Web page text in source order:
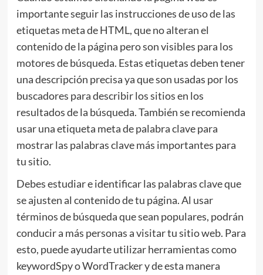
importante seguir las instrucciones de uso de las
etiquetas meta de HTML, que no alteran el
contenido de la página pero son visibles para los
motores de búsqueda. Estas etiquetas deben tener
una descripción precisa ya que son usadas por los
buscadores para describir los sitios en los
resultados de la búsqueda. También se recomienda
usar una etiqueta meta de palabra clave para
mostrar las palabras clave más importantes para
tu sitio.
Debes estudiar e identificar las palabras clave que
se ajusten al contenido de tu página. Al usar
términos de búsqueda que sean populares, podrán
conducir a más personas a visitar tu sitio web. Para
esto, puede ayudarte utilizar herramientas como
keywordSpy o WordTracker y de esta manera